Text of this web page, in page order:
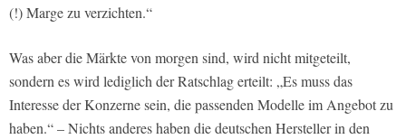
(!) Marge zu verzichten.“
Was aber die Märkte von morgen sind, wird nicht mitgeteilt,
sondern es wird lediglich der Ratschlag erteilt: „Es muss das
Interesse der Konzerne sein, die passenden Modelle im Angebot zu
haben.“ – Nichts anderes haben die deutschen Hersteller in den